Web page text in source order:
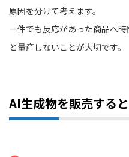
原因を分けて考えます。
一件でも反応があった商品へ
と量産しないことが大切です。
AI生成物を販売する